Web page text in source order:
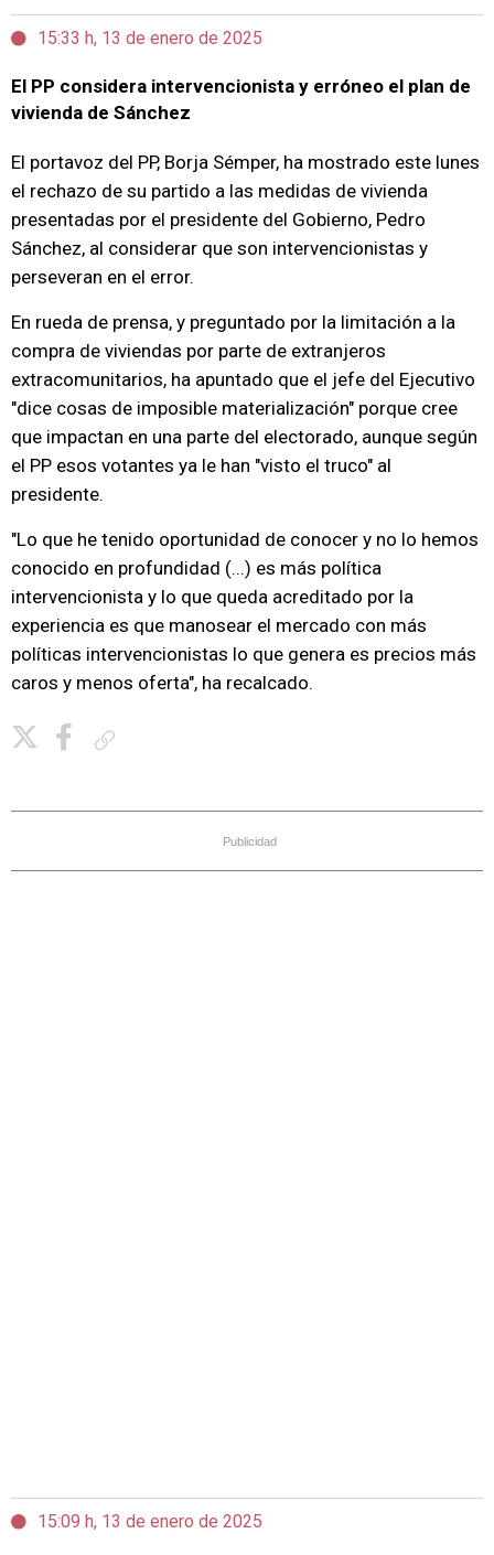
15:33 h, 13 de enero de 2025
El PP considera intervencionista y erróneo el plan de
vivienda de Sánchez
El portavoz del PP, Borja Sémper, ha mostrado este lunes
el rechazo de su partido a las medidas de vivienda
presentadas por el presidente del Gobierno, Pedro
Sánchez, al considerar que son intervencionistas y
perseveran en el error.
En rueda de prensa, y preguntado por la limitación a la
compra de viviendas por parte de extranjeros
extracomunitarios, ha apuntado que el jefe del Ejecutivo
"dice cosas de imposible materialización" porque cree
que impactan en una parte del electorado, aunque según
el PP esos votantes ya le han "visto el truco" al
presidente.
"Lo que he tenido oportunidad de conocer y no lo hemos
conocido en profundidad (...) es más política
intervencionista y lo que queda acreditado por la
experiencia es que manosear el mercado con más
políticas intervencionistas lo que genera es precios más
caros y menos oferta", ha recalcado.
Publicidad
15:09 h, 13 de enero de 2025